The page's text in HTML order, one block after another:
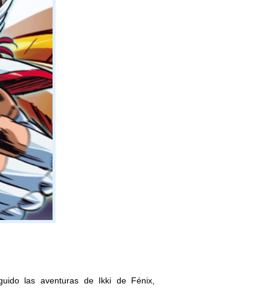
las aventuras de Ikki de Fénix,